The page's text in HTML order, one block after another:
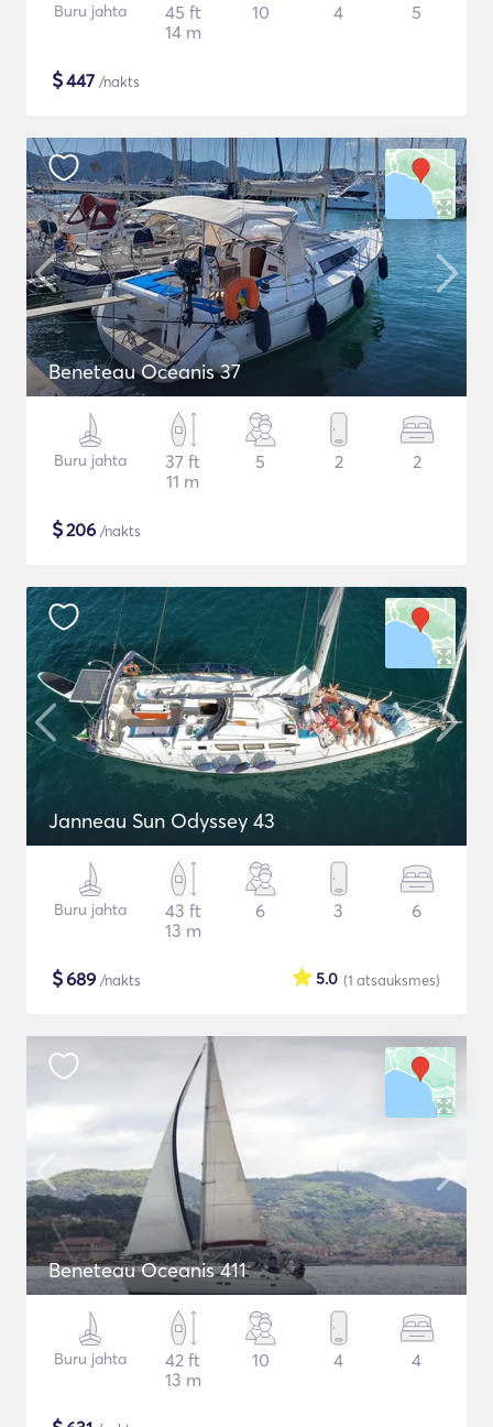
Buru jahta
45 ft
14 m
10 4 5
$447 /nakts
Beneteau Oceanis 37
Buru jahta
37 ft
11 m
5 2 2
$206 /nakts
Janneau Sun Odyssey 43
Buru jahta
43 ft
13 m
6 3 6
$689 /nakts (1 atsauksmes)
5.0
Beneteau Oceanis 411
Buru jahta
42 ft
13 m
10 4 4